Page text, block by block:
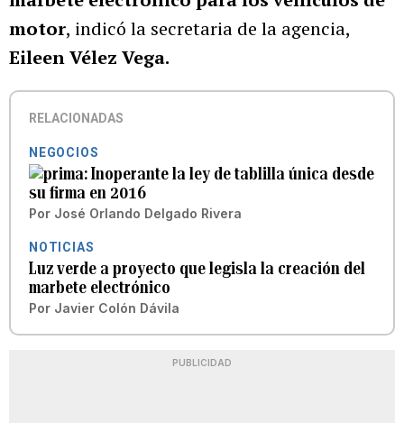
motor, indicó la secretaria de la agencia,
Eileen Vélez Vega.
RELACIONADAS
NEGOCIOS
Inoperante la ley de tablilla única desde
su firma en 2016
Por José Orlando Delgado Rivera
NOTICIAS
Luz verde a proyecto que legisla la creación del
marbete electrónico
Por Javier Colón Dávila
PUBLICIDAD